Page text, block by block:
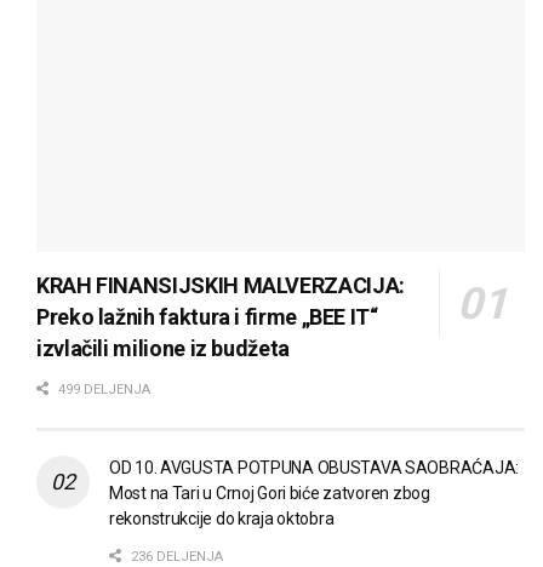
KRAH FINANSIJSKIH MALVERZACIJA:
Preko lažnih faktura i firme „BEE IT“
izvlačili milione iz budžeta
499 DELJENJA
OD 10. AVGUSTA POTPUNA OBUSTAVA SAOBRAĆAJA:
Most na Tari u Crnoj Gori biće zatvoren zbog
rekonstrukcije do kraja oktobra
236 DELJENJA